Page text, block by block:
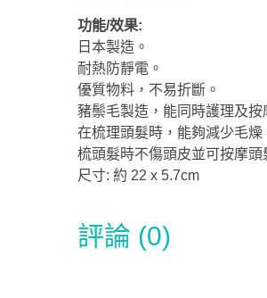
功能/效果:
日本製造。
耐熱防靜電。
優質物料，不易折斷。
豬鬃毛製造，能同時護理及
在梳理頭髮時，能夠減少毛燥
梳頭髮時不傷頭皮並可按摩頭
尺寸: 約 22 x 5.7cm
評論 (0)